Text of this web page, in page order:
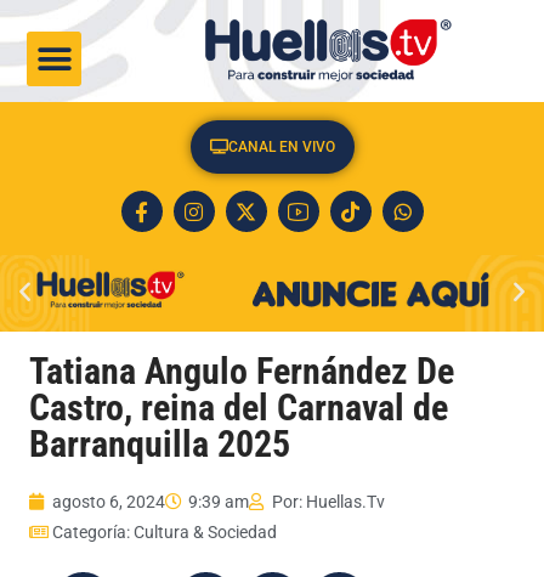
CANAL EN VIVO
Tatiana Angulo Fernández De
Castro, reina del Carnaval de
Barranquilla 2025
agosto 6, 2024 9:39 am Por: Huellas.Tv
Categoría:Cultura & Sociedad